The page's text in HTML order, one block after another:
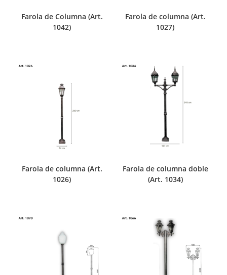
Farola de Columna (Art.
1042)
Farola de columna (Art.
1027)
Farola de columna (Art.
1026)
Farola de columna doble
(Art. 1034)